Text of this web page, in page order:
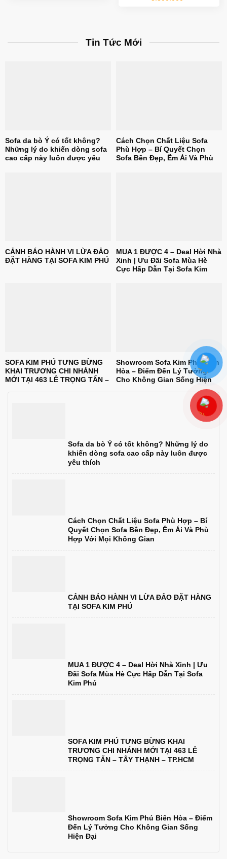
Tin Tức Mới
Sofa da bò Ý có tốt không?
Những lý do khiến dòng sofa
cao cấp này luôn được yêu
Cách Chọn Chất Liệu Sofa
Phù Hợp – Bí Quyết Chọn
Sofa Bền Đẹp, Êm Ái Và Phù
CẢNH BÁO HÀNH VI LỪA ĐẢO
ĐẶT HÀNG TẠI SOFA KIM PHÚ
MUA 1 ĐƯỢC 4 – Deal Hời Nhà
Xinh | Ưu Đãi Sofa Mùa Hè
Cực Hấp Dẫn Tại Sofa Kim
SOFA KIM PHÚ TƯNG BỪNG
KHAI TRƯƠNG CHI NHÁNH
MỚI TẠI 463 LÊ TRỌNG TẤN –
Showroom Sofa Kim Phú Biên
Hòa – Điểm Đến Lý Tưởng
Cho Không Gian Sống Hiện
Sofa da bò Ý có tốt không? Những lý do
khiến dòng sofa cao cấp này luôn được
yêu thích
Cách Chọn Chất Liệu Sofa Phù Hợp – Bí
Quyết Chọn Sofa Bền Đẹp, Êm Ái Và Phù
Hợp Với Mọi Không Gian
CẢNH BÁO HÀNH VI LỪA ĐẢO ĐẶT HÀNG
TẠI SOFA KIM PHÚ
MUA 1 ĐƯỢC 4 – Deal Hời Nhà Xinh | Ưu
Đãi Sofa Mùa Hè Cực Hấp Dẫn Tại Sofa
Kim Phú
SOFA KIM PHÚ TƯNG BỪNG KHAI
TRƯƠNG CHI NHÁNH MỚI TẠI 463 LÊ
TRỌNG TẤN – TÂY THẠNH – TP.HCM
Showroom Sofa Kim Phú Biên Hòa – Điểm
Đến Lý Tưởng Cho Không Gian Sống
Hiện Đại